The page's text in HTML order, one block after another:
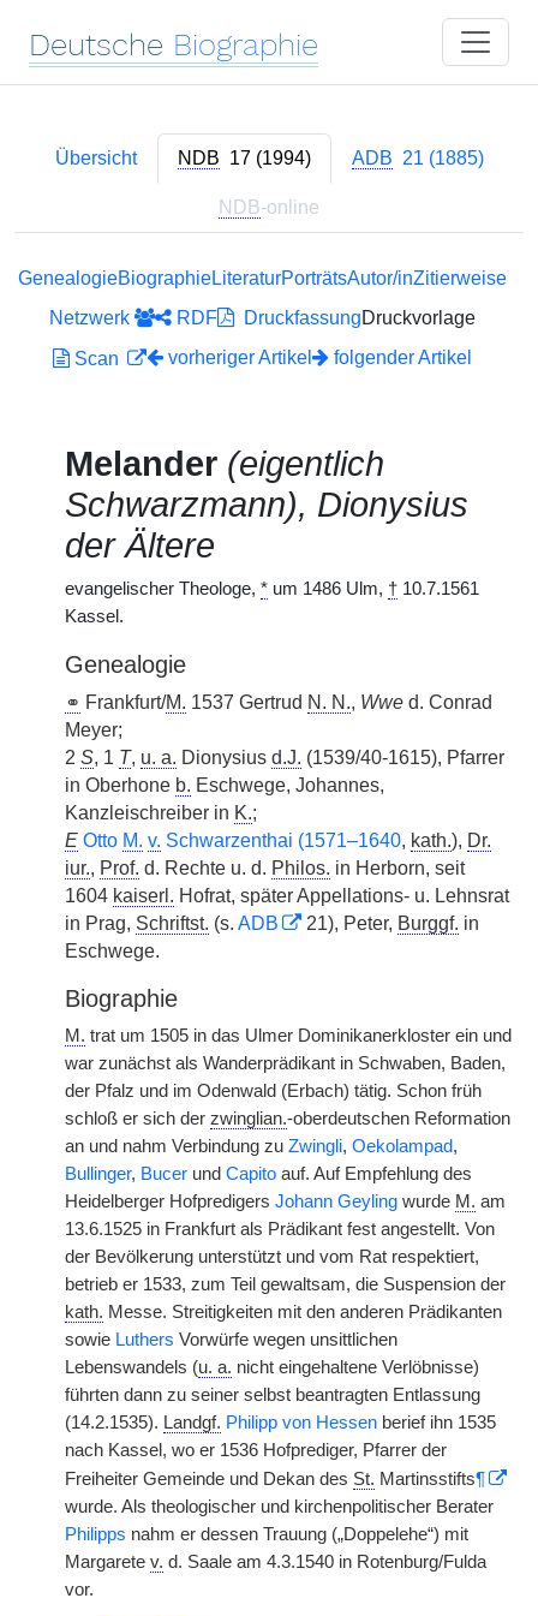
Deutsche Biographie
Übersicht NDB 17 (1994) ADB 21 (1885)
NDB-online
GenealogieBiographieLiteraturPorträtsAutor/inZitierweise
Netzwerk
RDF DruckfassungDruckvorlage
Scan
vorheriger Artikel folgender Artikel
Melander (eigentlich
Schwarzmann), Dionysius
der Ältere
evangelischer Theologe, * um 1486 Ulm, † 10.7.1561
Kassel.
Genealogie
⚭ Frankfurt/M. 1537 Gertrud N. N., Wwe d. Conrad
Meyer;
2 S, 1 T, u. a. Dionysius d.J. (1539/40-1615), Pfarrer
in Oberhone b. Eschwege, Johannes,
Kanzleischreiber in K.;
E Otto M. v. Schwarzenthai (1571–1640, kath.), Dr.
iur., Prof. d. Rechte u. d. Philos. in Herborn, seit
1604 kaiserl. Hofrat, später Appellations- u. Lehnsrat
in Prag, Schriftst. (s. ADB 21), Peter, Burggf. in
Eschwege.
Biographie
M. trat um 1505 in das Ulmer Dominikanerkloster ein und
war zunächst als Wanderprädikant in Schwaben, Baden,
der Pfalz und im Odenwald (Erbach) tätig. Schon früh
schloß er sich der zwinglian.-oberdeutschen Reformation
an und nahm Verbindung zu Zwingli, Oekolampad,
Bullinger, Bucer und Capito auf. Auf Empfehlung des
Heidelberger Hofpredigers Johann Geyling wurde M. am
13.6.1525 in Frankfurt als Prädikant fest angestellt. Von
der Bevölkerung unterstützt und vom Rat respektiert,
betrieb er 1533, zum Teil gewaltsam, die Suspension der
kath. Messe. Streitigkeiten mit den anderen Prädikanten
sowie Luthers Vorwürfe wegen unsittlichen
Lebenswandels (u. a. nicht eingehaltene Verlöbnisse)
führten dann zu seiner selbst beantragten Entlassung
(14.2.1535). Landgf. Philipp von Hessen berief ihn 1535
nach Kassel, wo er 1536 Hofprediger, Pfarrer der
Freiheiter Gemeinde und Dekan des St. Martinsstifts¶
wurde. Als theologischer und kirchenpolitischer Berater
Philipps nahm er dessen Trauung („Doppelehe“) mit
Margarete v. d. Saale am 4.3.1540 in Rotenburg/Fulda
vor.